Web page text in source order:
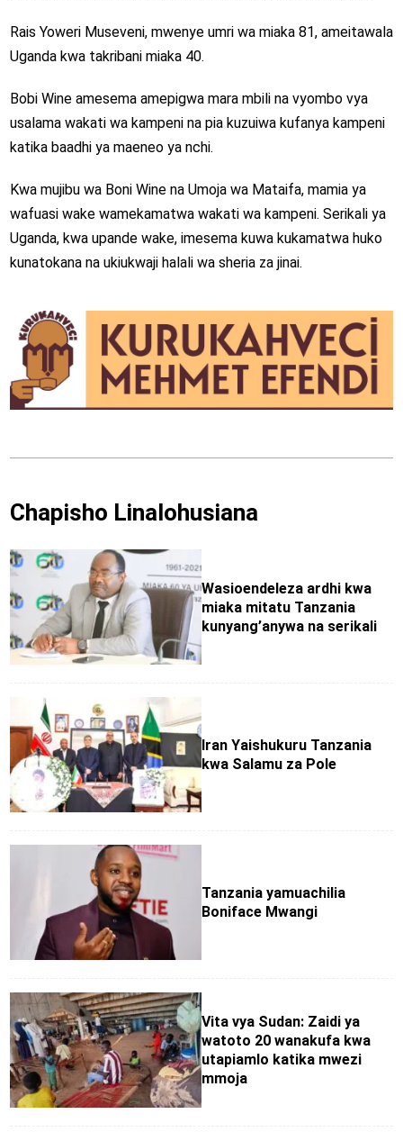
Rais Yoweri Museveni, mwenye umri wa miaka 81, ameitawala
Uganda kwa takribani miaka 40.
Bobi Wine amesema amepigwa mara mbili na vyombo vya
usalama wakati wa kampeni na pia kuzuiwa kufanya kampeni
katika baadhi ya maeneo ya nchi.
Kwa mujibu wa Boni Wine na Umoja wa Mataifa, mamia ya
wafuasi wake wamekamatwa wakati wa kampeni. Serikali ya
Uganda, kwa upande wake, imesema kuwa kukamatwa huko
kunatokana na ukiukwaji halali wa sheria za jinai.
Chapisho Linalohusiana
Wasioendeleza ardhi kwa
miaka mitatu Tanzania
kunyang’anywa na serikali
Iran Yaishukuru Tanzania
kwa Salamu za Pole
Tanzania yamuachilia
Boniface Mwangi
Vita vya Sudan: Zaidi ya
watoto 20 wanakufa kwa
utapiamlo katika mwezi
mmoja